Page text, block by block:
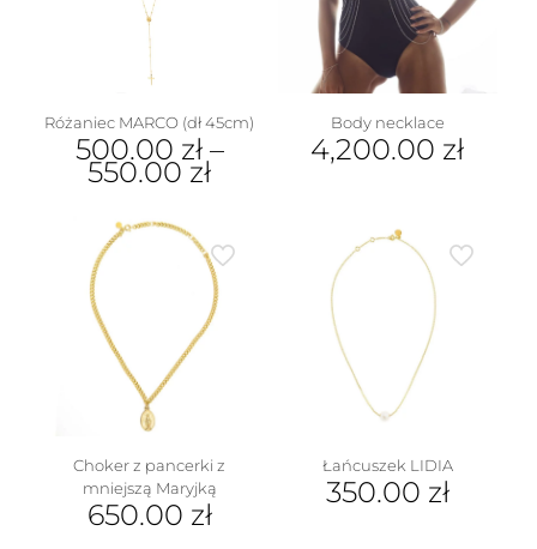
Różaniec MARCO (dł 45cm)
500.00 zł–
550.00 zł
produkt
wariantów.
można
wybrać
na
stronie
produktu
Body necklace
4,200.00 zł
Choker z pancerki z
mniejszą Maryjką
650.00 zł
Łańcuszek LIDIA
350.00 zł